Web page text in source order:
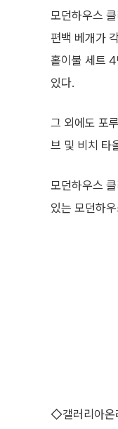
모던하우스
편백 베개가
홑이불 세트
있다.
그 외에도 포
브 및 비치 타
모던하우스
있는 모던하
◇갤러리아온